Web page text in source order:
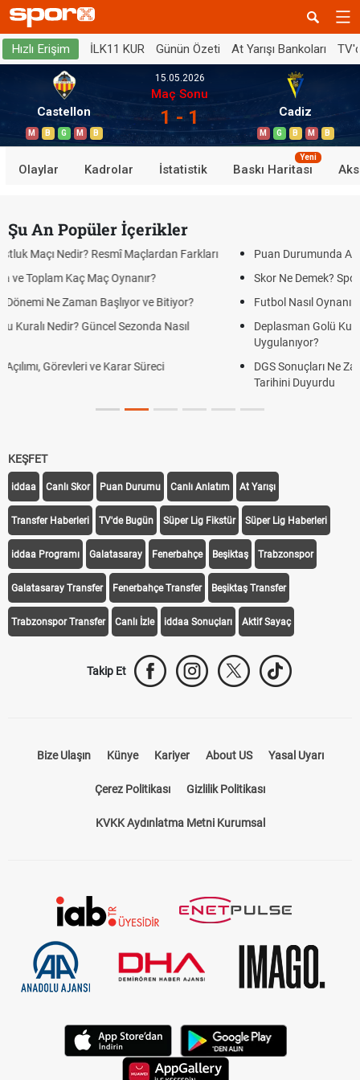
Hızlı Erişim İLK11 KUR Günün Özeti At Yarışı Bankoları
Castellon
M B G M B
15.05.2026
Maç Sonu
1 - 1 Cadiz
M G B M B
Olaylar Kadrolar İstatistik Baskı Haritası
Yeni
Şu An Popüler İçerikler
Farkları
ve Bitiyor?
Nasıl
Süreci
Puan Durumunda AG, OM ve Diğer
Skor Ne Demek? Sporda Skor ve Sonuç
Futbol Nasıl Oynanır? Temel Futbol Kuralları
Deplasman Golü Kuralı Nedir? Hangi
DGS Sonuçları Ne Zaman Açıklanacak 2026?
KEŞFET
iddaa Canlı Skor Puan Durumu Canlı Anlatım At Yarışı
Transfer Haberleri TV'de Bugün Süper Lig Fikstür Süper Lig Haberleri
iddaa Programı Galatasaray Fenerbahçe Beşiktaş Trabzonspor
Galatasaray Transfer Fenerbahçe Transfer Beşiktaş Transfer
Trabzonspor Transfer Canlı İzle iddaa Sonuçları Aktif Sayaç
Takip Et
Bize Ulaşın Künye Kariyer About US Yasal Uyarı
Çerez Politikası Gizlilik Politikası
KVKK Aydınlatma Metni Kurumsal